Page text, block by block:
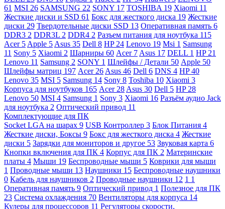
61 MSI 26 SAMSUNG 22 SONY 17 TOSHIBA 19 Xiaomi 11
Жесткие диски и SSD 61 Бокс для жесткого диска 19 Жесткие
диски 29 Твердотельные диски SSD 13 Оперативная память 6
DDR3 2 DDR3L 2 DDR4 2 Разъем питания для ноутбука 115
Acer 5 Apple 5 Asus 35 Dell 8 HP 24 Lenovo 19 Msi 1 Samsung
11 Sony 5 Xiaomi 2 Шарниры 60 Acer 7 Asus 17 DELL 1 HP 21
Lenovo 11 Samsung 2 SONY 1 Шлейфы / Детали 50 Apple 50
Шлейфы матриц 197 Acer 26 Asus 46 Dell 6 DNS 4 HP40
Lenovo 35 MSI 5 Samsung 14 Sony 8 Toshiba 10 Xiaomi 3
Корпуса для ноутбуков 165 Acer 28 Asus 30 Dell 5 HP 28
Lenovo 50 MSI 4 Samsung 1 Sony 3 Xiaomi 16 Разъём аудио Jack
для ноутбука 2 Оптический привод 11
Комплектующие для ПК
Socket LGA на шарах 9 USB Контроллер 3 Блок Питания 4
Жесткие диски, Боксы 9 Бокс для жесткого диска 4 Жесткие
диски 5 Зарядки для мониторов и другое 53 Звуковая карта 6
Кнопки включения для ПК 4 Корпус для ПК 2 Материнские
платы 4 Мыши 19 Беспроводные мыши 5 Коврики для мыши
1 Проводные мыши 13 Наушники 15 Беспроводные наушники
0 Кабель для наушников 2 Проводные наушники 12 1 1
Оперативная память 9 Оптический привод 1 Полезное для ПК
23 Система охлаждения 70 Вентиляторы для корпуса 14
Кулеры для процессоров 11 Регуляторы скорости,